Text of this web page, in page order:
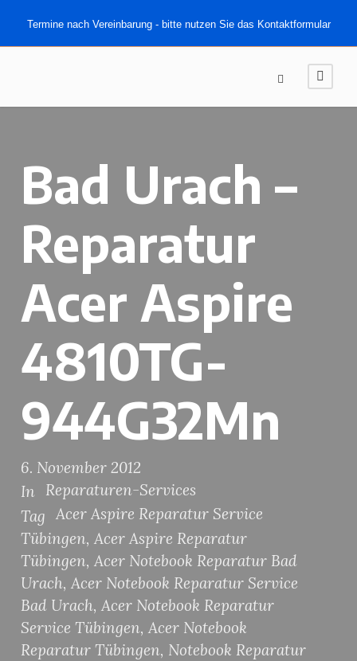
Termine nach Vereinbarung - bitte nutzen Sie das Kontaktformular
Bad Urach –
Reparatur
Acer Aspire
4810TG-
944G32Mn
6. November 2012
In
Reparaturen-Services
Tag Acer Aspire Reparatur Service
Tübingen, Acer Aspire Reparatur
Tübingen, Acer Notebook Reparatur Bad
Urach, Acer Notebook Reparatur Service
Bad Urach, Acer Notebook Reparatur
Service Tübingen, Acer Notebook
Reparatur Tübingen, Notebook Reparatur